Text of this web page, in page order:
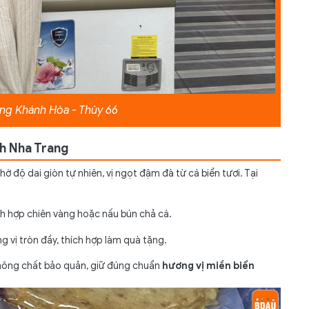
Khánh Hòa - Thùy 66
Nha Trang
độ dai giòn tự nhiên, vị ngọt đậm đà từ cá biển tươi. Tại
hợp chiên vàng hoặc nấu bún chả cá.
vị tròn đầy, thích hợp làm quà tặng.
chất bảo quản, giữ đúng chuẩn hương vị miền biển